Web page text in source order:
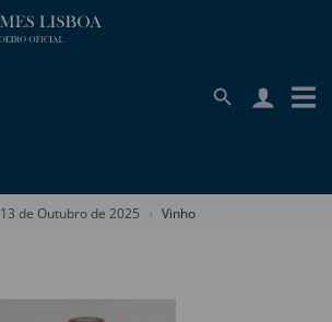
13 de Outubro de 2025 Vinho